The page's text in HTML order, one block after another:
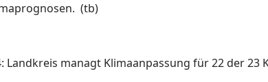
(tb)
Landkreis managt Klimaanpassung für 22 der 23